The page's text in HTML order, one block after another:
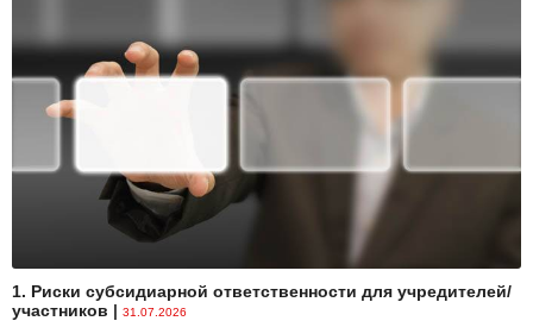
1. Риски субсидиарной ответственности для учредителей/
участников | 31.07.2026